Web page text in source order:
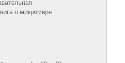
о микромире